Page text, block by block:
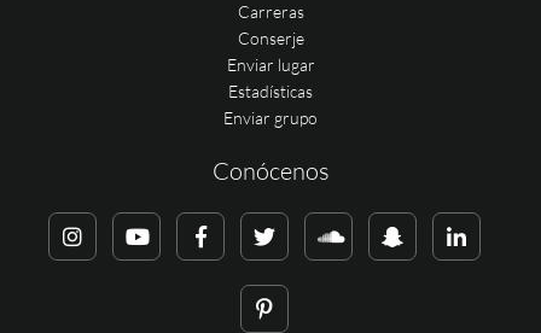
Carreras
Conserje
Enviar lugar
Estadísticas
Enviar grupo
Conócenos